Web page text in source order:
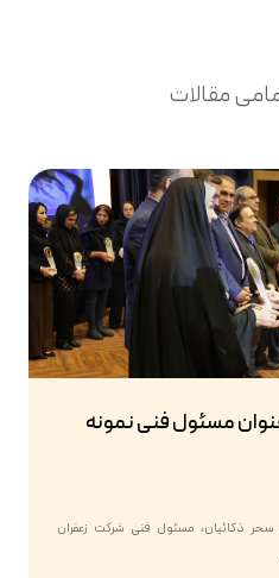
مقالات
مسئول فنی نمونه
سحر ذکائیان، مسئول فنی شرکت زعفران